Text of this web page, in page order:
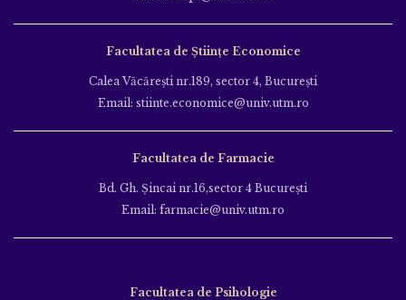
Facultatea de Științe Economice
Calea Văcăreşti nr.189, sector 4, Bucureşti
Email: stiinte.economice@univ.utm.ro
Facultatea de Farmacie
Bd. Gh. Şincai nr.16,sector 4 Bucureşti
Email: farmacie@univ.utm.ro
Facultatea de Psihologie